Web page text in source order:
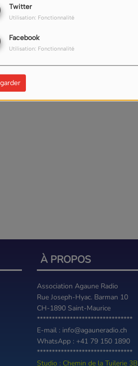
Twitter
Utilisation: Fonctionnalité
Facebook
Utilisation: Fonctionnalité
pour commenter cet article
À PROPOS
Association Agaune Radio
Rue Joseph-Hyac. Barman 10
CH-1890 Saint-Maurice
********************************
E-mail : info@agauneradio.ch
WhatsApp : +41 79 150 1890
********************************
Studio : Chemin de la Tuilerie 3B